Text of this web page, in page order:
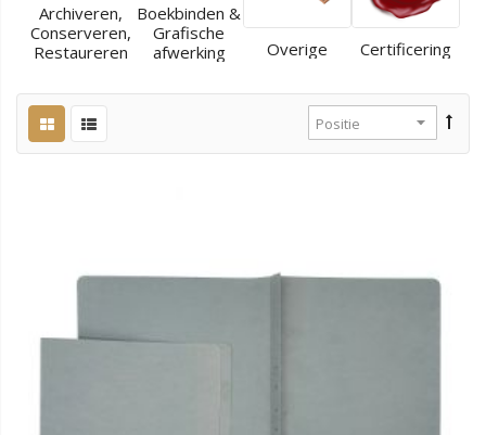
Archiveren,
Conserveren,
Restaureren
Boekbinden &
Grafische
afwerking
Overige Certificering